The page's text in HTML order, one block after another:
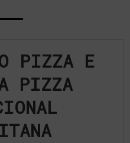
PIZZA E
PIZZA